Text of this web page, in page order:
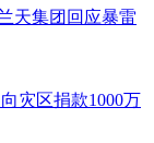
天集团回应暴雷